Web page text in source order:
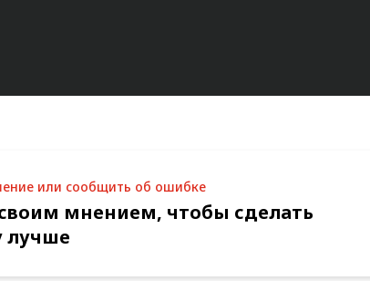
или сообщить об ошибке
мнением, чтобы сделать
лучше